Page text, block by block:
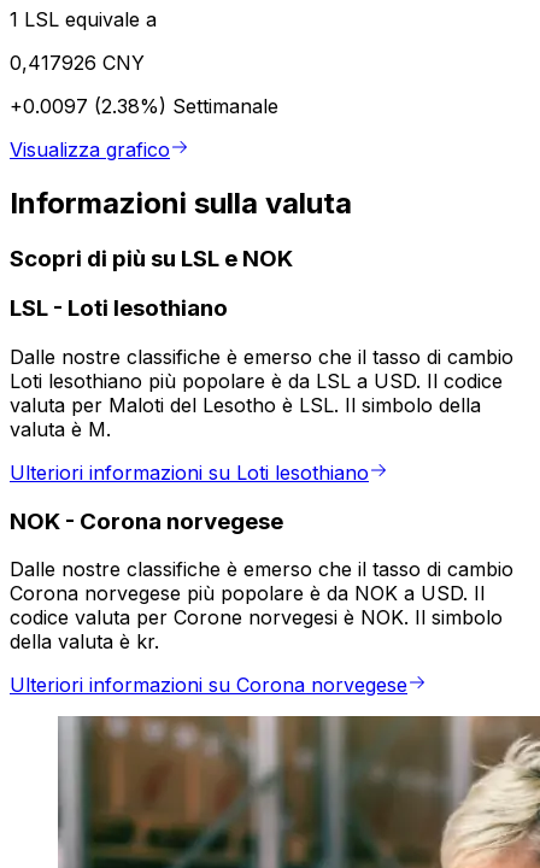
1 LSL equivale a
0,417926 CNY
+0.0097 (2.38%) Settimanale
Visualizza grafico
Informazioni sulla valuta
Scopri di più su LSL e NOK
LSL - Loti lesothiano
Dalle nostre classifiche è emerso che il tasso di cambio
Loti lesothiano più popolare è da LSL a USD. Il codice
valuta per Maloti del Lesotho è LSL. Il simbolo della
valuta è M.
Ulteriori informazioni su Loti lesothiano
NOK - Corona norvegese
Dalle nostre classifiche è emerso che il tasso di cambio
Corona norvegese più popolare è da NOK a USD. Il
codice valuta per Corone norvegesi è NOK. Il simbolo
della valuta è kr.
Ulteriori informazioni su Corona norvegese